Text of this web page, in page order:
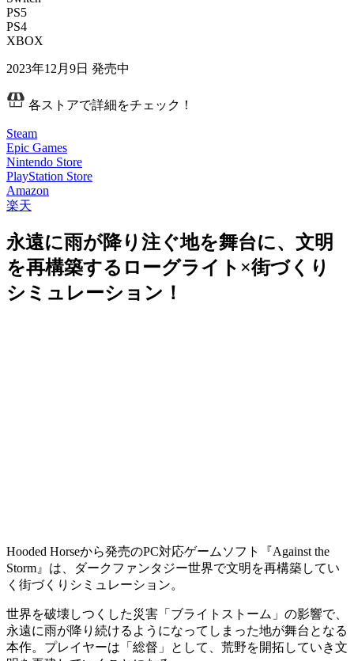
PS5
PS4
XBOX
2023年12月9日 発売中
各ストアで詳細をチェック！
Steam
Epic Games
Nintendo Store
PlayStation Store
Amazon
楽天
永遠に雨が降り注ぐ地を舞台に、文明
を再構築するローグライト×街づくり
シミュレーション！
Hooded Horseから発売のPC対応ゲームソフト『Against the
Storm』は、ダークファンタジー世界で文明を再構築してい
く 街づくりシミュレーション。
世界を破壊しつくした災害「ブライトストーム」の影響で、
永遠に雨が降り続ける ようになってしまった地が舞台となる
本作。プレイヤーは「総督」として、荒野を開拓していき文